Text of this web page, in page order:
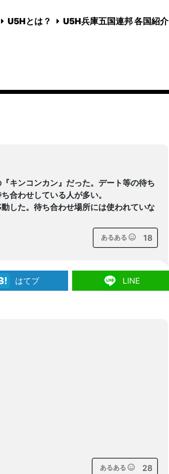
U5Hとは？ U5H兵庫五国連邦 各国紹介
キンコンカン』だった。デート等の待ち
合わせしている人が多い。
した。待ち合わせ場所には使われていな
あるある 18
はてブ LINE
あるある 28